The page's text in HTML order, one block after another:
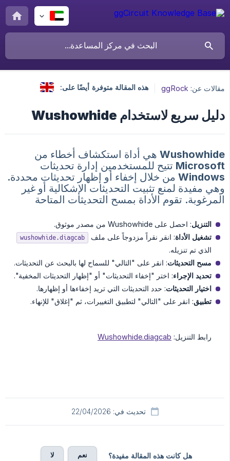
مقالات عن: ggRock هذه المقالة متوفرة أيضًا على:
دليل سريع لاستخدام Wushowhide
Wushowhide هي أداة استكشاف أخطاء من
Microsoft تتيح للمستخدمين إدارة تحديثات
Windows من خلال إخفاء أو إظهار تحديثات محددة.
وهي مفيدة لمنع تثبيت التحديثات الإشكالية أو غير
المرغوبة. تقوم الأداة بمسح التحديثات المتاحة
التنزيل: احصل على Wushowhide من مصدر موثوق.
تشغيل الأداة: انقر نقراً مزدوجاً على ملف wushowhide.diagcab
الذي تم تنزيله.
مسح التحديثات: انقر على "التالي" للسماح لها بالبحث عن التحديثات.
تحديد الإجراء: اختر "إخفاء التحديثات" أو "إظهار التحديثات المخفية".
اختيار التحديثات: حدد التحديثات التي تريد إخفاءها أو إظهارها.
تطبيق: انقر على "التالي" لتطبيق التغييرات، ثم "إغلاق" للإنهاء.
رابط التنزيل: Wushowhide.diagcab
تحديث في: 22/04/2026
هل كانت هذه المقالة مفيدة؟ نعم لا